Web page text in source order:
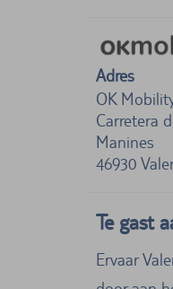
Adres
OK
Carretera
Manines
46930
Te gast
Ervaar